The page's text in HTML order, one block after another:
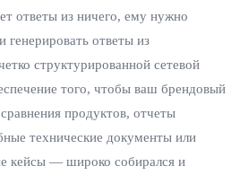
ответы из ничего, ему нужно
генерировать ответы из
структурированной сетевой
того, чтобы ваш брендовый
продуктов, отчеты
технические документы или
кейсы — широко собирался и